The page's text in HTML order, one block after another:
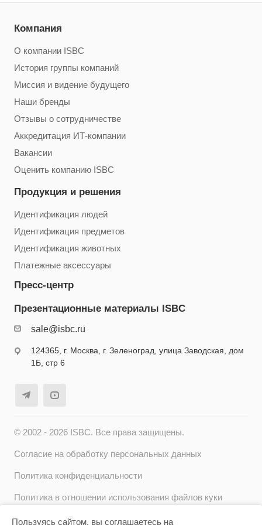
Компания
О компании ISBC
История группы компаний
Миссия и видение будущего
Наши бренды
Отзывы о сотрудничестве
Аккредитация ИТ-компании
Вакансии
Оценить компанию ISBC
Продукция и решения
Идентификация людей
Идентификация предметов
Идентификация животных
Платежные аксессуары
Пресс-центр
Презентационные материалы ISBC
sale@isbc.ru
124365, г. Москва, г. Зеленоград, улица Заводская, дом
1Б, стр 6
© 2002 - 2026 ISBC. Все права защищены.
Согласие на обработку персональных данных
Политика конфиденциальности
Политика в отношении использования файлов куки
Пользуясь сайтом, вы соглашаетесь на